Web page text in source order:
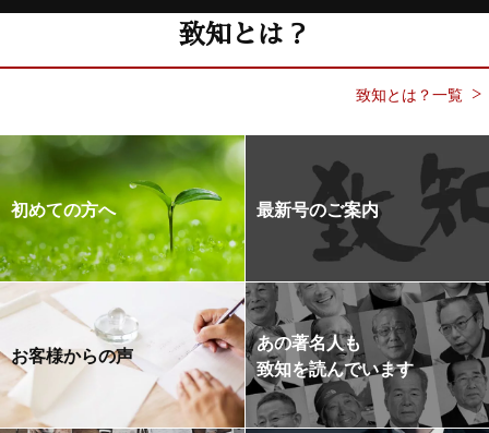
致知とは？
致知とは？一覧
初めての方へ 最新号のご案内
お客様からの声
あの著名人も
致知を読んでいます